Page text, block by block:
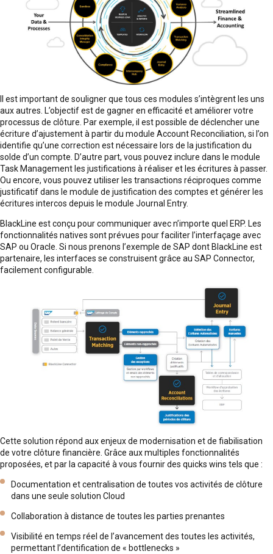
Il est important de souligner que tous ces modules s’intègrent les uns
aux autres. L’objectif est de gagner en efficacité et améliorer votre
processus de clôture. Par exemple, il est possible de déclencher une
écriture d’ajustement à partir du module Account Reconciliation, si l’on
identifie qu’une correction est nécessaire lors de la justification du
solde d’un compte. D’autre part, vous pouvez inclure dans le module
Task Management les justifications à réaliser et les écritures à passer.
Ou encore, vous pouvez utiliser les transactions réciproques comme
justificatif dans le module de justification des comptes et générer les
écritures intercos depuis le module Journal Entry.
BlackLine est conçu pour communiquer avec n’importe quel ERP. Les
fonctionnalités natives sont prévues pour faciliter l’interfaçage avec
SAP ou Oracle. Si nous prenons l’exemple de SAP dont BlackLine est
partenaire, les interfaces se construisent grâce au SAP Connector,
facilement configurable.
Cette solution répond aux enjeux de modernisation et de fiabilisation
de votre clôture financière. Grâce aux multiples fonctionnalités
proposées, et par la capacité à vous fournir des quicks wins tels que :
Documentation et centralisation de toutes vos activités de clôture
dans une seule solution Cloud
Collaboration à distance de toutes les parties prenantes
Visibilité en temps réel de l’avancement des toutes les activités,
permettant l’dentification de « bottlenecks »